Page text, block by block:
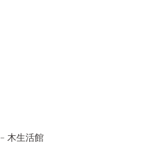
木生活館